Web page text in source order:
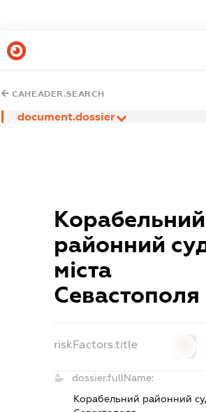
CAHEADER.SEARCH
document.dossier
Корабельний
районний
міста
Севастополя
riskFactors.title
dossier.fullName:
Корабельний районний